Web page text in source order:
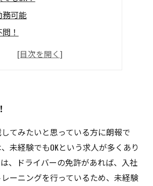
可能
！
得支援あり
てみたいと思っている方に朗報で
未経験でもOKという求人が多くあり
、ドライバーの免許があれば、入社
ーニングを行っているため、未経験